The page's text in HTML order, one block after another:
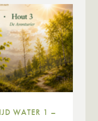
WATER 1 –